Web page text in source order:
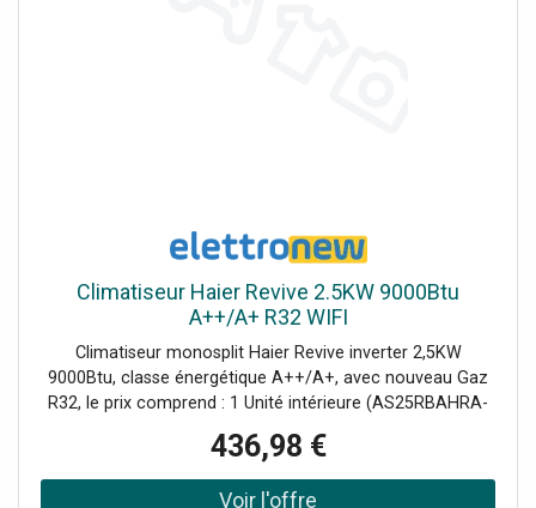
Climatiseur Haier Revive 2.5KW 9000Btu
A++/A+ R32 WIFI
Climatiseur monosplit Haier Revive inverter 2,5KW
9000Btu, classe énergétique A++/A+, avec nouveau Gaz
R32, le prix comprend : 1 Unité intérieure (AS25RBAHRA-
3 AABF2TE00) 1 Télécommande incluse(YR-HE2).
Commande Wi-Fi intégrée pour le contrôle à distance du
climatiseur. Ce modèle remplace les séries Geos et Geos
436,98 €